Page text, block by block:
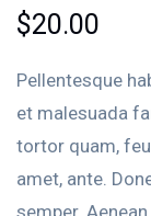
5.00
დან,
დაფუძნებუ
მომხმარებ
გამოკითხვ
აზე
$20.00
Pellentesque
et malesuada
tortor quam,
amet, ante.
semper.